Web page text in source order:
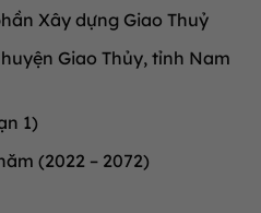
Xây dựng Giao Thuỷ
Giao Thủy, tỉnh Nam
1)
(2022 – 2072)